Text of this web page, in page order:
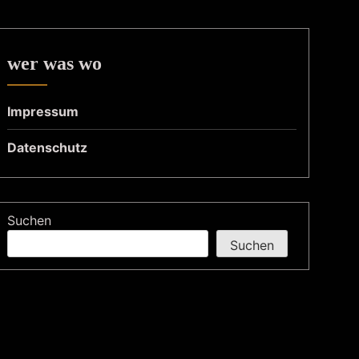
wer was wo
Impressum
Datenschutz
Suchen
Suchen